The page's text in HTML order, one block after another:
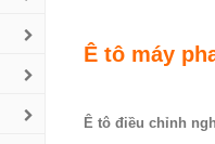
Ê tô máy
Ê tô điều chỉnh